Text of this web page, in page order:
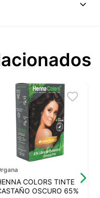
COLORS TINTE
OSCURO 65%